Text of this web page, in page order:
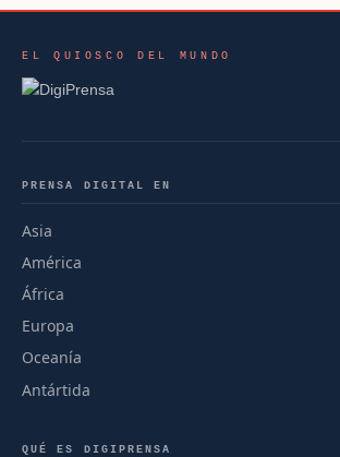
EL QUIOSCO DEL MUNDO
PRENSA DIGITAL EN
Asia
América
África
Europa
Oceanía
Antártida
QUÉ ES DIGIPRENSA